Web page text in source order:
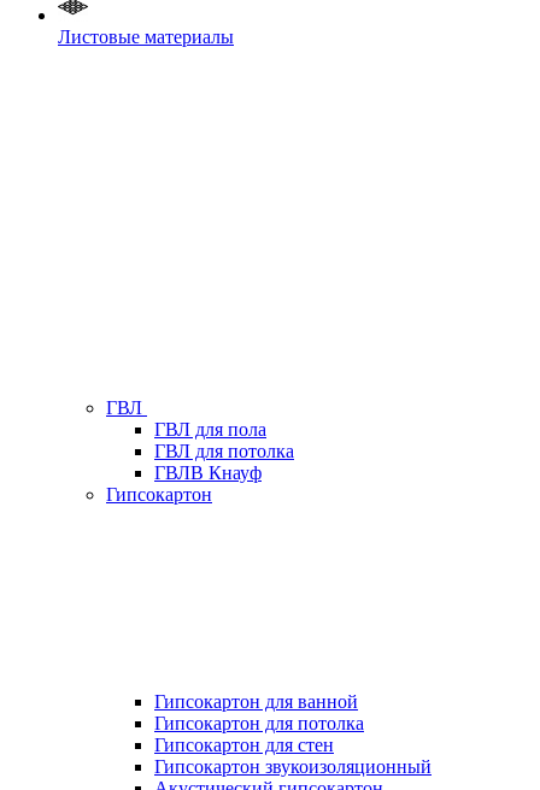
Листовые материалы
ГВЛ
ГВЛ для пола
ГВЛ для потолка
ГВЛВ Кнауф
Гипсокартон
Гипсокартон для ванной
Гипсокартон для потолка
Гипсокартон для стен
Гипсокартон звукоизоляционный